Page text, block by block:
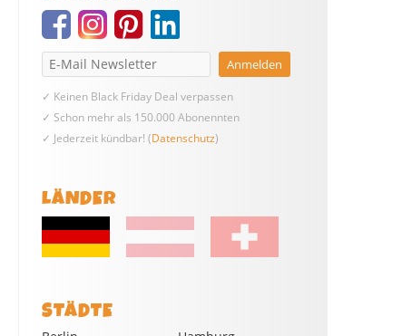
✓ Keinen Black Friday Deal verpassen
✓ Schon mehr als 150.000 Abonennten
✓ Jederzeit kündbar! (Datenschutz)
LÄNDER
STÄDTE